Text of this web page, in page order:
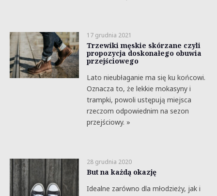
17 grudnia 2021
Trzewiki męskie skórzane czyli
propozycja doskonałego obuwia
przejściowego
Lato nieubłaganie ma się ku końcowi.
Oznacza to, że lekkie mokasyny i
trampki, powoli ustępują miejsca
rzeczom odpowiednim na sezon
przejściowy. »
28 grudnia 2020
But na każdą okazję
Idealne zarówno dla młodzieży, jak i